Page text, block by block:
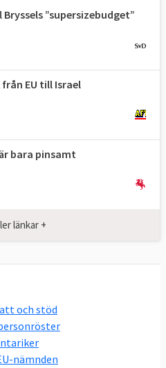
är vår viktigaste
syftet med det
framför allt vara
och utrikes- och
drag i svensk EU-
graden av
nedan, och att
nästan alltid
EU-politik
i EU beslutas av
och EU-
ministerrådet
2022 valde
”supersizebudget”
EU till Israel
bara pinsamt
länkar +
och stöd
nämnden